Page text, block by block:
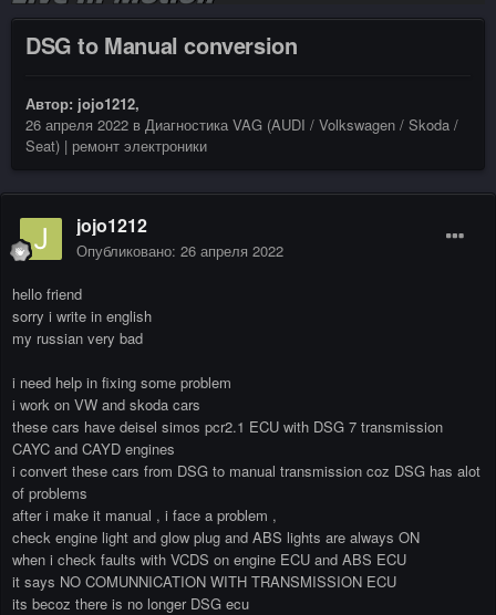
DSG to Manual conversion
Автор: jojo1212,
26 апреля 2022 в Диагностика VAG (AUDI / Volkswagen / Skoda /
Seat) | ремонт электроники
jojo1212
Опубликовано: 26 апреля 2022
hello friend
sorry i write in english
my russian very bad
i need help in fixing some problem
i work on VW and skoda cars
these cars have deisel simos pcr2.1 ECU with DSG 7 transmission
CAYC and CAYD engines
i convert these cars from DSG to manual transmission coz DSG has alot
of problems
after i make it manual , i face a problem ,
check engine light and glow plug and ABS lights are always ON
when i check faults with VCDS on engine ECU and ABS ECU
it says NO COMUNNICATION WITH TRANSMISSION ECU
its becoz there is no longer DSG ecu